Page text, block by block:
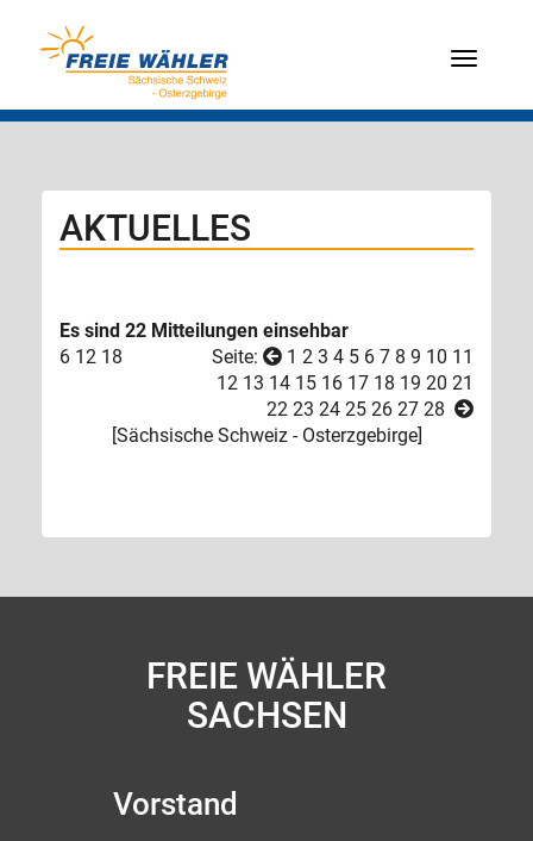
Menü
AKTUELLES
Es sind 22 Mitteilungen einsehbar
6 12 18 Seite: 1 2 3 4 5 6 7 8 9 10 11
12 13 14 15 16 17 18 19 20 21
22 23 24 25 26 27 28
[Sächsische Schweiz - Osterzgebirge]
FREIE WÄHLER
SACHSEN
Vorstand